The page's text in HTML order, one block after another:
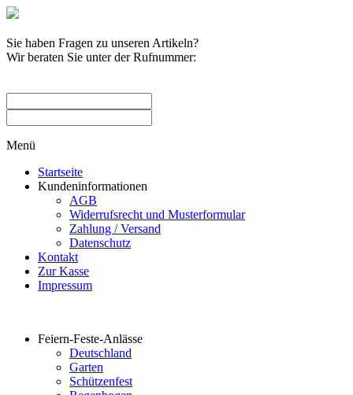
Sie haben Fragen zu unseren Artikeln?
Wir beraten Sie unter der Rufnummer:
Menü
Startseite
Kundeninformationen
AGB
Widerrufsrecht und Musterformular
Zahlung / Versand
Datenschutz
Kontakt
Zur Kasse
Impressum
Feiern-Feste-Anlässe
Deutschland
Garten
Schützenfest